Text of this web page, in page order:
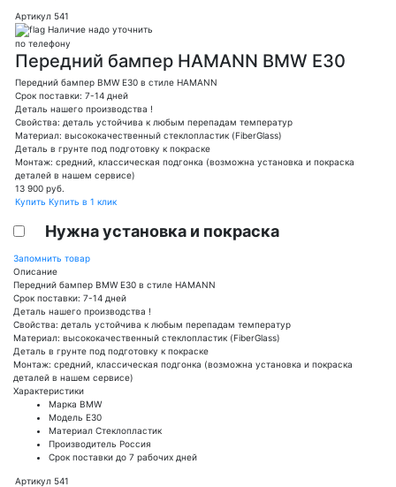
Артикул 541
Наличие надо уточнить
по телефону
Передний бампер HAMANN BMW E30
Передний бампер BMW E30 в стиле HAMANN
Срок поставки: 7-14 дней
Деталь нашего производства !
Свойства: деталь устойчива к любым перепадам температур
Материал: высококачественный стеклопластик (FiberGlass)
Деталь в грунте под подготовку к покраске
Монтаж: средний, классическая подгонка (возможна установка и покраска
деталей в нашем сервисе)
13 900 руб.
Купить Купить в 1 клик
Нужна установка и покраска
Запомнить товар
Описание
Передний бампер BMW E30 в стиле HAMANN
Срок поставки: 7-14 дней
Деталь нашего производства !
Свойства: деталь устойчива к любым перепадам температур
Материал: высококачественный стеклопластик (FiberGlass)
Деталь в грунте под подготовку к покраске
Монтаж: средний, классическая подгонка (возможна установка и покраска
деталей в нашем сервисе)
Характеристики
Марка BMW
Модель E30
Материал Стеклопластик
Производитель Россия
Срок поставки до 7 рабочих дней
Артикул 541